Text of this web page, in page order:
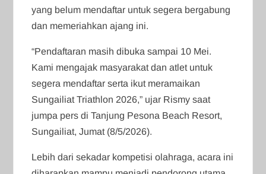
yang belum mendaftar untuk segera bergabung
dan memeriahkan ajang ini.
“Pendaftaran masih dibuka sampai 10 Mei.
Kami mengajak masyarakat dan atlet untuk
segera mendaftar serta ikut meramaikan
Sungailiat Triathlon 2026,” ujar Rismy saat
jumpa pers di Tanjung Pesona Beach Resort,
Sungailiat, Jumat (8/5/2026).
Lebih dari sekadar kompetisi olahraga, acara ini